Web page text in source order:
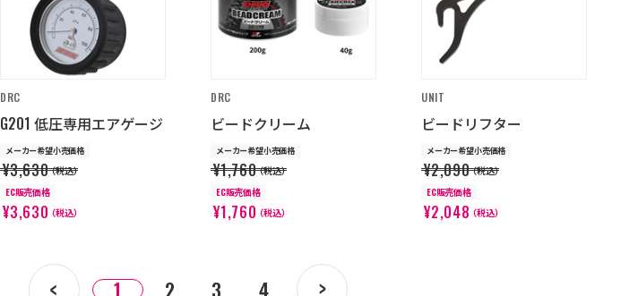
DRC
G201 低圧専用エアゲージ
メーカー希望小売価格
¥3,630（税込）
EC販売価格
¥3,630（税込）
DRC
ビードクリーム
メーカー希望小売価格
¥1,760（税込）
EC販売価格
¥1,760（税込）
UNIT
ビードリフター
メーカー希望小売価格
¥2,090（税込）
EC販売価格
¥2,048（税込）
1 2 3 4